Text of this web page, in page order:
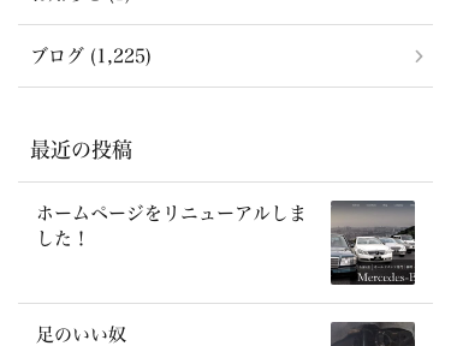
ブログ (1,225)
最近の投稿
ホームページをリニューアルしま
した！
足のいい奴